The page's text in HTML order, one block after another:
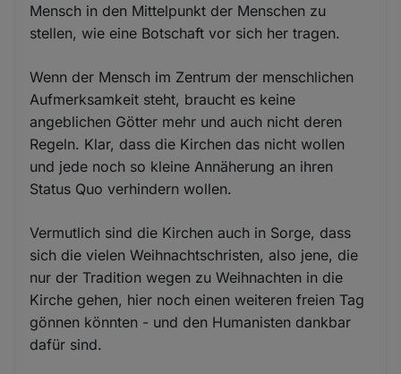
Mensch in den Mittelpunkt der Menschen zu
stellen, wie eine Botschaft vor sich her tragen.
Wenn der Mensch im Zentrum der menschlichen
Aufmerksamkeit steht, braucht es keine
angeblichen Götter mehr und auch nicht deren
Regeln. Klar, dass die Kirchen das nicht wollen
und jede noch so kleine Annäherung an ihren
Status Quo verhindern wollen.
Vermutlich sind die Kirchen auch in Sorge, dass
sich die vielen Weihnachtschristen, also jene, die
nur der Tradition wegen zu Weihnachten in die
Kirche gehen, hier noch einen weiteren freien Tag
gönnen könnten - und den Humanisten dankbar
dafür sind.